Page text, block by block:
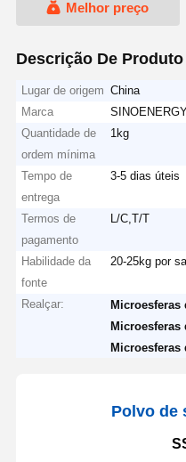
Melhor preço
Descrição De Produto
Lugar de origem China
Marca
Quantidade de
ordem mínima
1kg
Tempo de
entrega
3-5 dias úteis
Termos de
pagamento
L/C,T/T
Habilidade da
fonte
20-25kg por
Realçar: Microesferas
Microesferas
Polvo de